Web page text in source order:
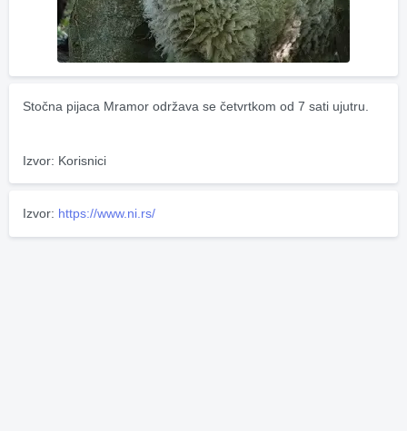
Stočna pijaca Mramor održava se četvrtkom od 7 sati ujutru.
Izvor: Korisnici
Izvor: https://www.ni.rs/